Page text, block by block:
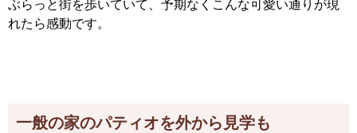
ぶらっと街を歩いていて、予期なくこんな可愛い通りが現
れたら感動です。
一般の家のパティオを外から見学も